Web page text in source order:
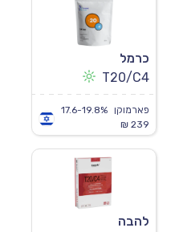
כרמל
T20/C4
פארמוקן
17.6-19.8%
239 ₪
להבה